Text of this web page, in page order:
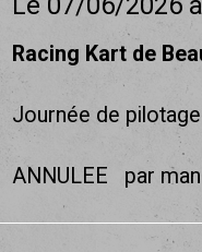
Racing Kart de
Journée de
ANNULEE par